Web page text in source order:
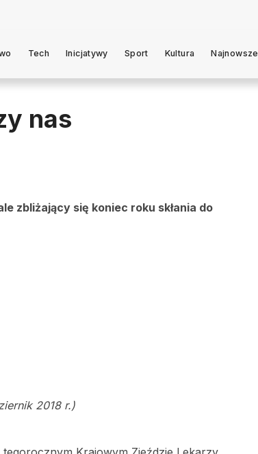
Tech Inicjatywy Sport Kultura Najnowsze
nas
zbliżający się koniec roku skłania do
2018 r.)